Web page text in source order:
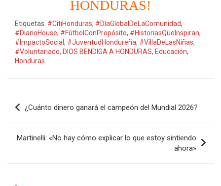
HONDURAS!
Etiquetas: #CitiHonduras, #DíaGlobalDeLaComunidad,
#DiarioHouse, #FútbolConPropósito, #HistoriasQueInspiran,
#ImpactoSocial , #JuventudHondureña, #VillaDeLasNiñas,
#Voluntariado, DIOS BENDIGA A HONDURAS, Educación,
Honduras
Navegación
de
entradas
¿Cuánto dinero ganará el campeón del Mundial 2026?
Martinelli: «No hay cómo explicar lo que estoy sintiendo
ahora»